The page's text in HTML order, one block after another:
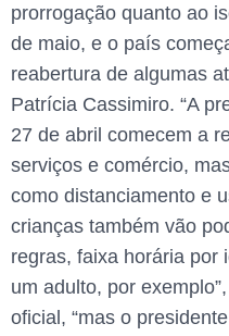
prorrogação quanto ao
de maio, e o país
reabertura de algumas
Patrícia Cassimiro. “A
27 de abril comecem a
serviços e comércio,
como distanciamento e
crianças também vão
regras, faixa horária por
um adulto, por
oficial, “mas o